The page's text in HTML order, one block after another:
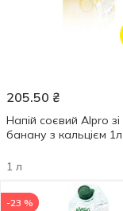
205.50 ₴
Напій соєвий Alpro
банану з кальцієм 1л
1 л
-23 %